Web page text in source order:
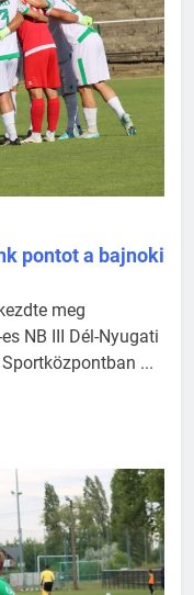
pontot a bajnoki
meg
NB III Dél-Nyugati
...